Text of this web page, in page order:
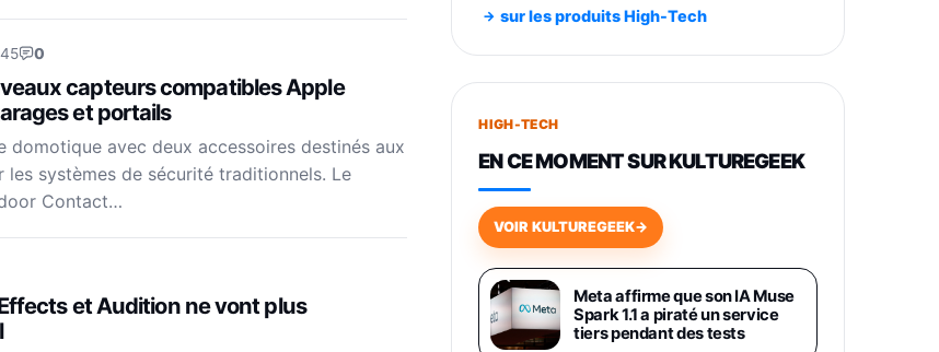
0
capteurs compatibles Apple
et portails
domotique avec deux accessoires destinés aux
les systèmes de sécurité traditionnels. Le
Contact…
et Audition ne vont plus
Smartphone SAMSUNG Galaxy
S26+ Violet 256Go
749,99€1240,43€Fnac (Vendeur Tiers)
648,63€
Smartphone Android 5G avec
Galaxy AI, 512 Go, Chargeur
Secteur Rapide 25W Inclus,
Smartphone déverrouillé, Noir,
Version FR
1019€1399€Fnac (Vendeur Tiers)
sur les produits High-Tech
HIGH-TECH
EN CE MOMENT SUR KULTUREGEEK
VOIR KULTUREGEEK→
Meta affirme que son IA Muse
Spark 1.1 a piraté un service
tiers pendant des tests